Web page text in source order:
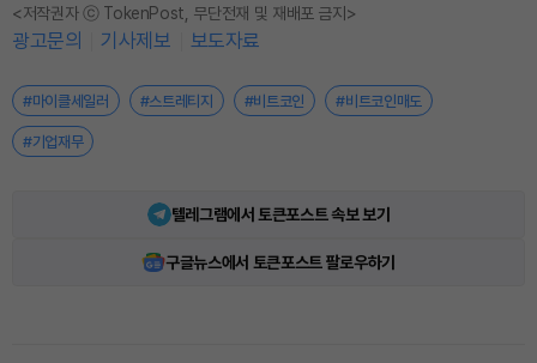
<저작권자 ⓒ TokenPost, 무단전재 및 재배포 금지>
광고문의 기사제보 보도자료
#마이클세일러 #스트레티지 #비트코인 #비트코인매도
#기업재무
텔레그램에서 토큰포스트 속보 보기
구글뉴스에서 토큰포스트 팔로우하기